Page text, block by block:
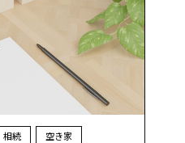
相続
空き家